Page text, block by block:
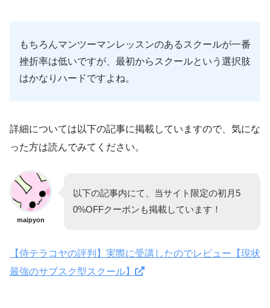
もちろんマンツーマンレッスンのあるスクールが一番
挫折率は低いですが、最初からスクールという選択肢
はかなりハードですよね。
詳細については以下の記事に掲載していますので、気にな
った方は読んでみてください。
maipyon
以下の記事内にて、当サイト限定の初月5
0%OFFクーポンも掲載しています！
【侍テラコヤの評判】実際に受講したのでレビュー【現状
最強のサブスク型スクール】